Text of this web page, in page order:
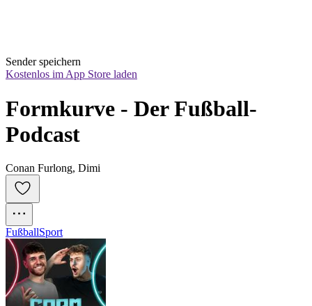
Sender speichern
Kostenlos im App Store laden
Formkurve - Der Fußball-
Podcast
Conan Furlong, Dimi
FußballSport